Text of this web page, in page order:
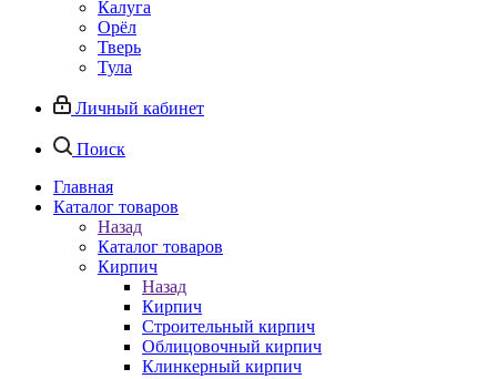
Калуга
Орёл
Тверь
Тула
Личный кабинет
Поиск
Главная
Каталог товаров
Назад
Каталог товаров
Кирпич
Назад
Кирпич
Строительный кирпич
Облицовочный кирпич
Клинкерный кирпич